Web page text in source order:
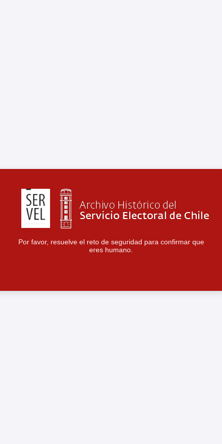
Por favor, resuelve el reto de seguridad para confirmar que
eres humano.